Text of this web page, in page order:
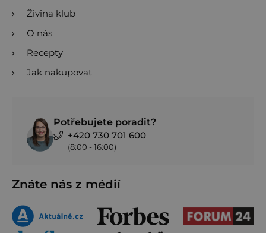
Živina klub
O nás
Recepty
Jak nakupovat
Potřebujete poradit?
+420 730 701 600
(8:00 - 16:00)
Znáte nás z médií